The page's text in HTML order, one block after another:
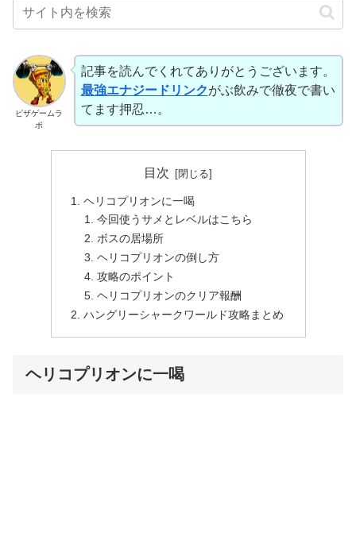
ピザゲームラ
ボ
記事を読んでくれてありがとうございます。
最強エナジードリンクがぶ飲みで徹夜で書い
てます押忍…。
目次
ヘリコプリオンに一喝
今回使うサメとレベルはこちら
ボスの居場所
ヘリコプリオンの倒し方
攻略のポイント
ヘリコプリオンのクリア報酬
ハングリーシャークワールド攻略まとめ
ヘリコプリオンに一喝